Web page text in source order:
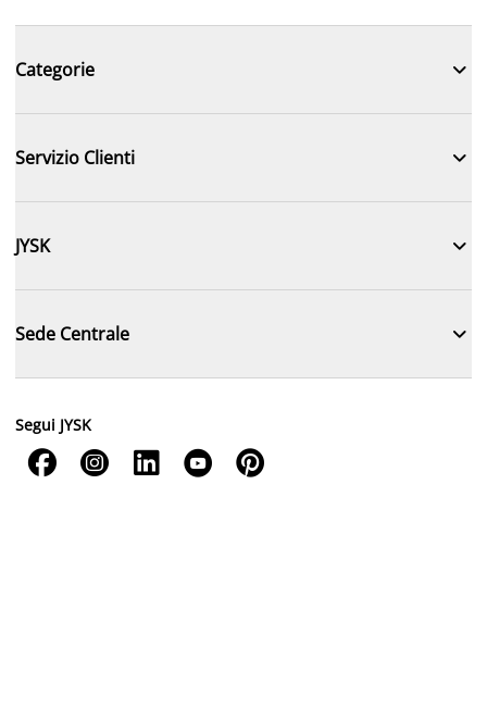
Categorie 
Servizio Clienti 
JYSK 
Sede Centrale 
Segui JYSK
    